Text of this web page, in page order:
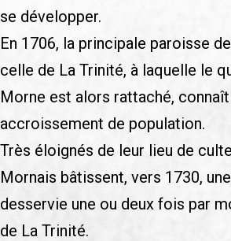
se développer.
En 1706, la principale paroisse
celle de La Trinité, à laquelle le
Morne est alors rattaché,
accroissement de population.
Très éloignés de leur lieu de
Mornais bâtissent, vers 1730,
desservie une ou deux fois par
de La Trinité.